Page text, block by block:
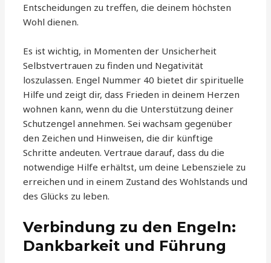
Entscheidungen zu treffen, die deinem höchsten
Wohl dienen.
Es ist wichtig, in Momenten der Unsicherheit
Selbstvertrauen zu finden und Negativität
loszulassen. Engel Nummer 40 bietet dir spirituelle
Hilfe und zeigt dir, dass Frieden in deinem Herzen
wohnen kann, wenn du die Unterstützung deiner
Schutzengel annehmen. Sei wachsam gegenüber
den Zeichen und Hinweisen, die dir künftige
Schritte andeuten. Vertraue darauf, dass du die
notwendige Hilfe erhältst, um deine Lebensziele zu
erreichen und in einem Zustand des Wohlstands und
des Glücks zu leben.
Verbindung zu den Engeln:
Dankbarkeit und Führung